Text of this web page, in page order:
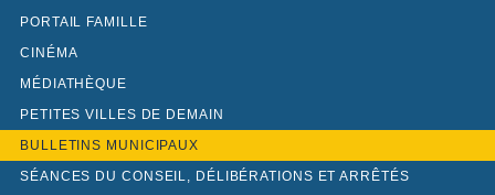
PORTAIL FAMILLE
CINÉMA
MÉDIATHÈQUE
PETITES VILLES DE DEMAIN
BULLETINS MUNICIPAUX
SÉANCES DU CONSEIL, DÉLIBÉRATIONS ET ARRÊTÉS